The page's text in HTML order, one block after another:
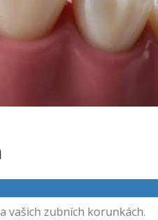
vašich zubních korunkách.